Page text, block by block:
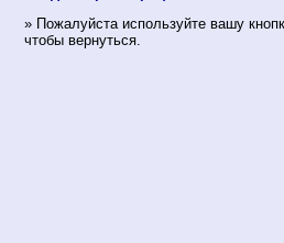
» Пожалуйста используйте вашу
чтобы вернуться.